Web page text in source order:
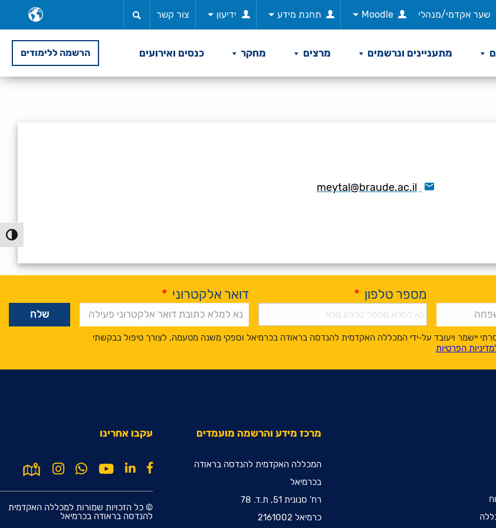
שער אקדמי/מנהלי Moodle תחנת מידע ידיעון צור קשר
מתעניינים ונרשמים מרצים מחקר כנסים ואירועים הרשמה ללימודים
meytal@braude.ac.il
מספר טלפון * דואר אלקטרוני *
יישמר ויעובד על-ידי המכללה האקדמית להנדסה בראודה בכרמיאל וספקי משנה מטעמה, לצורך טיפול בבקשתי
הפרטיות
מרכז מידע והרשמה מועמדים
המכללה האקדמית להנדסה בראודה
בכרמיאל
רח' סנונית 51, ת.ד. 78
כרמיאל 2161002
עקבו אחרינו
© כל הזכויות שמורות למכללה האקדמית
להנדסה בראודה בכרמיאל